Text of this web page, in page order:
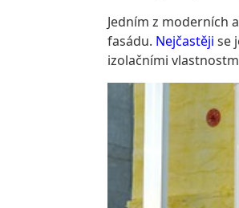
Jedním z moderních
fasádu. Nejčastěji se
izolačními